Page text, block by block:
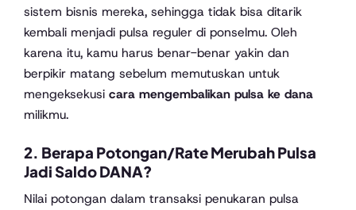
sistem bisnis mereka, sehingga tidak bisa ditarik
kembali menjadi pulsa reguler di ponselmu. Oleh
karena itu, kamu harus benar-benar yakin dan
berpikir matang sebelum memutuskan untuk
mengeksekusi cara mengembalikan pulsa ke dana
milikmu.
2. Berapa Potongan/Rate Merubah Pulsa
Jadi Saldo DANA?
Nilai potongan dalam transaksi penukaran pulsa